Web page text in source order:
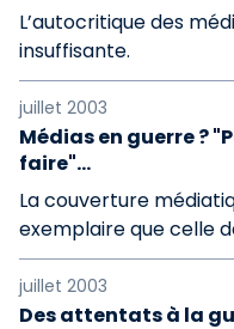
L’autocritique des
insuffisante.
juillet 2003
Médias en guerre ?
faire"...
La couverture
exemplaire que celle
juillet 2003
Des attentats à la